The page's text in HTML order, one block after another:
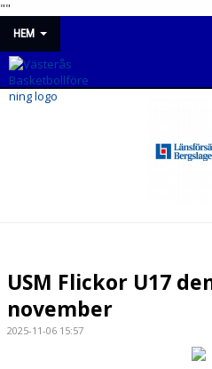
""
HEM
NYHETER
MATCHER
USM Flickor U17
november
2025-11-06 15:57